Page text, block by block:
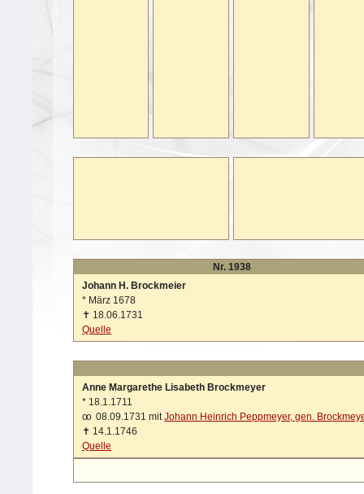
Nr. 1938
Johann H. Brockmeier
* März 1678
✝ 18.06.1731
Quelle
Anne Margarethe Lisabeth Brockmeyer
* 18.1.1711
oo 08.09.1731 mitJohann Heinrich Peppmeyer, gen.
✝ 14.1.1746
Quelle